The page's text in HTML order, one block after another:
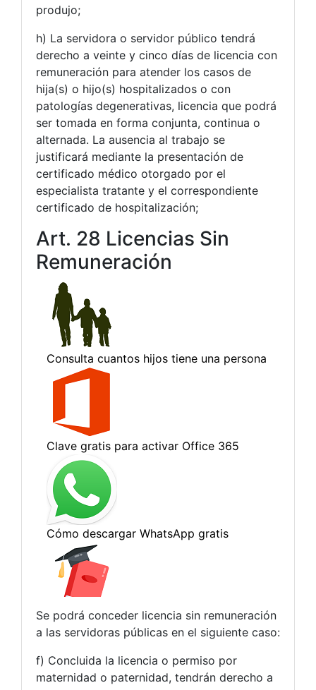
produjo;
h) La servidora o servidor público tendrá
derecho a veinte y cinco días de licencia con
remuneración para atender los casos de
hija(s) o hijo(s) hospitalizados o con
patologías degenerativas, licencia que podrá
ser tomada en forma conjunta, continua o
alternada. La ausencia al trabajo se
justificará mediante la presentación de
certificado médico otorgado por el
especialista tratante y el correspondiente
certificado de hospitalización;
Art. 28 Licencias Sin
Remuneración
Se podrá conceder licencia sin remuneración
a las servidoras públicas en el siguiente caso:
f) Concluida la licencia o permiso por
maternidad o paternidad, tendrán derecho a